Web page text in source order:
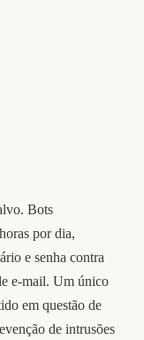
Bots
por dia,
e senha contra
e-mail. Um único
em questão de
de intrusões